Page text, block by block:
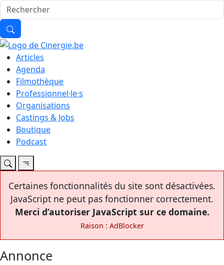
Articles
Agenda
Filmothèque
Professionnel·le·s
Organisations
Castings & Jobs
Boutique
Podcast
Certaines fonctionnalités du site sont désactivées.
JavaScript ne peut pas fonctionner correctement.
Merci d’autoriser JavaScript sur ce domaine.
Raison : AdBlocker
Annonce